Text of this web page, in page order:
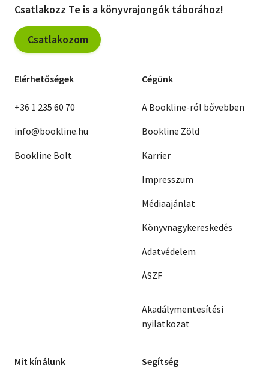
Csatlakozz Te is a könyvrajongók táborához!
Csatlakozom
Elérhetőségek
+36 1 235 60 70
info@bookline.hu
Bookline Bolt
Cégünk
A Bookline-ról bővebben
Bookline Zöld
Karrier
Impresszum
Médiaajánlat
Könyvnagykereskedés
Adatvédelem
ÁSZF
Akadálymentesítési
nyilatkozat
Mit kínálunk Segítség